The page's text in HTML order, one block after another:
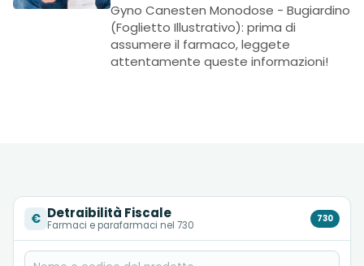
Gyno Canesten Monodose - Bugiardino
(Foglietto Illustrativo): prima di
assumere il farmaco, leggete
attentamente queste informazioni!
€ Detraibilità Fiscale
Farmaci e parafarmaci nel 730
730